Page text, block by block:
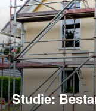
Studie: